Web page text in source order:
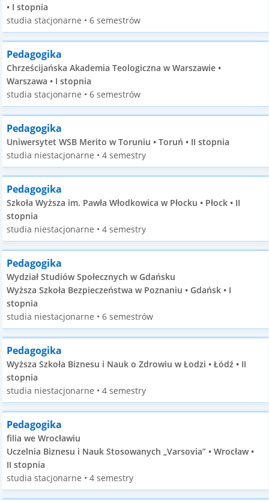
• I stopnia
studia stacjonarne • 6 semestrów
Pedagogika
Chrześcijańska Akademia Teologiczna w Warszawie •
Warszawa • I stopnia
studia stacjonarne • 6 semestrów
Pedagogika
Uniwersytet WSB Merito w Toruniu • Toruń • II stopnia
studia niestacjonarne • 4 semestry
Pedagogika
Szkoła Wyższa im. Pawła Włodkowica w Płocku • Płock • II
stopnia
studia niestacjonarne • 4 semestry
Pedagogika
Wydział Studiów Społecznych w Gdańsku
Wyższa Szkoła Bezpieczeństwa w Poznaniu • Gdańsk • I
stopnia
studia niestacjonarne • 6 semestrów
Pedagogika
Wyższa Szkoła Biznesu i Nauk o Zdrowiu w Łodzi • Łódź • II
stopnia
studia niestacjonarne • 4 semestry
Pedagogika
filia we Wrocławiu
Uczelnia Biznesu i Nauk Stosowanych „Varsovia” • Wrocław •
II stopnia
studia stacjonarne • 4 semestry